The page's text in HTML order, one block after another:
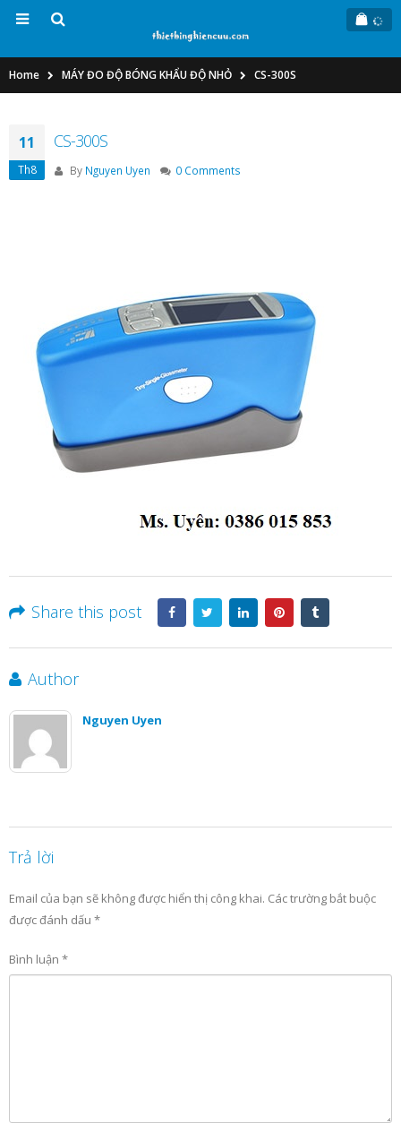
Home MÁY ĐO ĐỘ BÓNG KHẨU ĐỘ NHỎ CS-300S
11
Th8
CS-300S
By Nguyen Uyen 0 Comments
Share this post
Author
Nguyen Uyen
Trả lời
Email của bạn sẽ không được hiển thị công khai. Các trường bắt buộc
được đánh dấu *
Bình luận *